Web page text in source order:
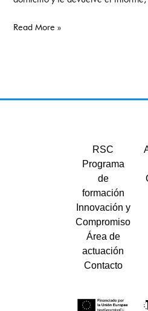
Read More »
RSC
Programa
de
formación
Innovación y
Compromiso
Área de
actuación
Contacto